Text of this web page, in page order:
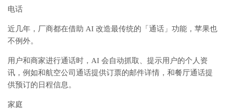
电话
近几年，厂商都在借助 AI 改造最传统的「通话」功能，苹果也
不例外。
用户和商家进行通话时，AI 会自动抓取、提示用户的个人资
讯，例如和航空公司通话提供订票的邮件详情，和餐厅通话提
供预订的日程信息。
家庭